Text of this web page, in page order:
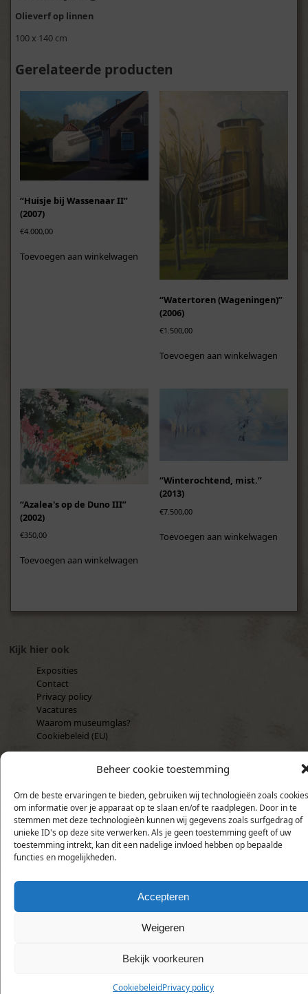
Beheer cookie toestemming
Om de beste ervaringen te bieden, gebruiken wij technologieën zoals cookies
om informatie over je apparaat op te slaan en/of te raadplegen. Door in te
stemmen met deze technologieën kunnen wij gegevens zoals surfgedrag of
unieke ID's op deze site verwerken. Als je geen toestemming geeft of uw
toestemming intrekt, kan dit een nadelige invloed hebben op bepaalde
functies en mogelijkheden.
Accepteren
Weigeren
Bekijk voorkeuren
CookiebeleidPrivacy policy
Olieverf op linnen
100 x 140 cm
Gerelateerde producten
“Huisje bij Wassenaar II”
(2007)
€4.000,00
Toevoegen aan winkelwagen
“Watertoren (Wageningen)”
(2006)
€1.500,00
Toevoegen aan winkelwagen
“Azalea's op de Duno III”
(2002)
€350,00
Toevoegen aan winkelwagen
“Winterochtend, mist.”
(2013)
€7.500,00
Toevoegen aan winkelwagen
Kijk hier ook
Exposities
Contact
Privacy policy
Vacatures
Waarom museumglas?
Cookiebeleid (EU)
Studie voor “Making a Decision”, 2015januari 22, 2016
“The secret appointment” (1991) voor het eerst op deze site
mei 11, 2015
Toen ik “Ha, lekker groen!” net af had…april 26, 2015
Huisje bij Wassenaar opgeknaptapril 19, 2015
Mask of the Smoking Blonde
Model gezocht in Doorwerthaugustus 19, 2013
Een boos mannetje makenaugustus 16, 2013